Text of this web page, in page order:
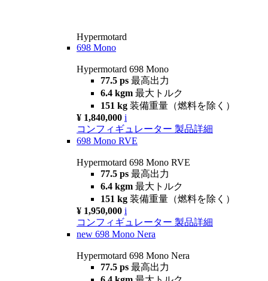
Hypermotard
698 Mono
Hypermotard 698 Mono
77.5 ps 最高出力
6.4 kgm 最大トルク
151 kg 装備重量（燃料を除く）
¥ 1,840,000 i
コンフィギュレーター 製品詳細
698 Mono RVE
Hypermotard 698 Mono RVE
77.5 ps 最高出力
6.4 kgm 最大トルク
151 kg 装備重量（燃料を除く）
¥ 1,950,000 i
コンフィギュレーター 製品詳細
new 698 Mono Nera
Hypermotard 698 Mono Nera
77.5 ps 最高出力